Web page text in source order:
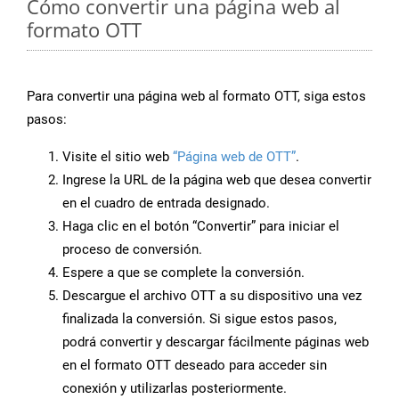
Cómo convertir una página web al
formato OTT
Para convertir una página web al formato OTT, siga estos
pasos:
Visite el sitio web “Página web de OTT”.
Ingrese la URL de la página web que desea convertir
en el cuadro de entrada designado.
Haga clic en el botón “Convertir” para iniciar el
proceso de conversión.
Espere a que se complete la conversión.
Descargue el archivo OTT a su dispositivo una vez
finalizada la conversión. Si sigue estos pasos,
podrá convertir y descargar fácilmente páginas web
en el formato OTT deseado para acceder sin
conexión y utilizarlas posteriormente.